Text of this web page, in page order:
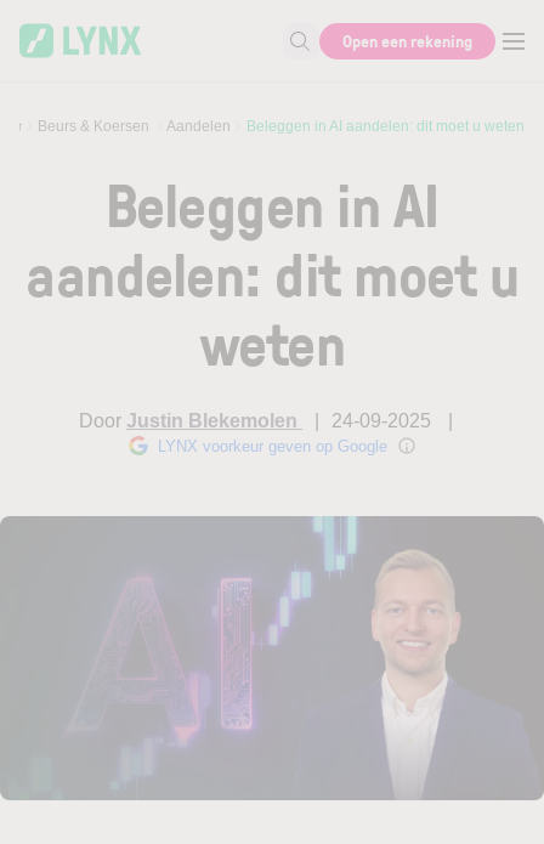
Zoek naar informatie
Open een rekening
Beurs & Koersen Aandelen Beleggen in AI aandelen: dit moet u weten
Beleggen in AI
aandelen: dit moet u
weten
Door Justin Blekemolen 24-09-2025
LYNX voorkeur geven op Google